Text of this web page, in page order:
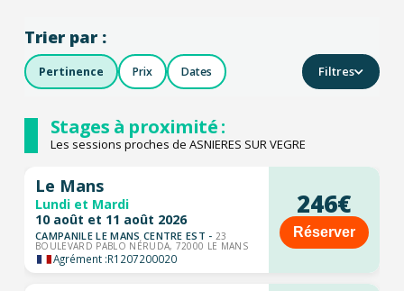
Trier par :
Pertinence Prix Dates Filtres
Stages à proximité :
Les sessions proches de ASNIERES SUR VEGRE
Le Mans
Lundi et Mardi
10 août et 11 août 2026
CAMPANILE LE MANS CENTRE EST -23
BOULEVARD PABLO NÉRUDA, 72000 LE MANS
Agrément :R1207200020
246€
Réserver